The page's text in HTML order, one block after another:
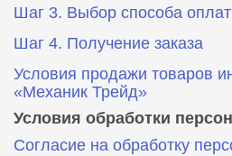
Шаг 3. Выбор способа
Шаг 4. Получение заказа
Условия продажи товаров
«Механик Трейд»
Условия обработки
Согласие на обработку